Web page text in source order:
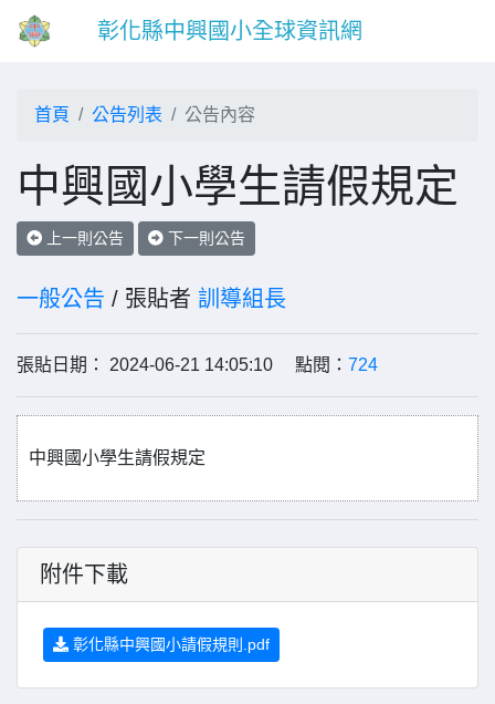
彰化縣中興國小全球資訊網
首頁 公告列表 公告內容
中興國小學生請假規定
上一則公告 下一則公告
一般公告 / 張貼者 訓導組長
張貼日期： 2024-06-21 14:05:10 點閱： 724
中興國小學生請假規定
附件下載
彰化縣中興國小請假規則.pdf